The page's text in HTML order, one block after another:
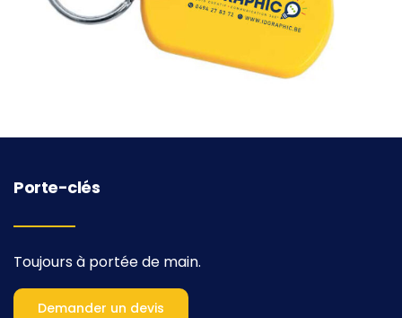
Porte-clés
Toujours à portée de main.
Demander un devis